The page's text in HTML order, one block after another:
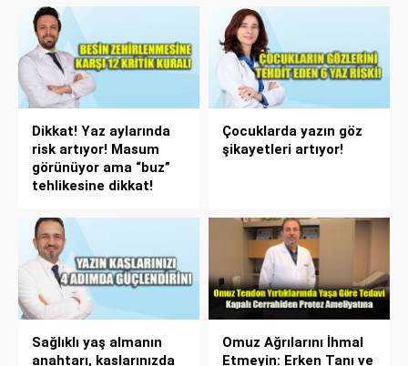
Dikkat! Yaz aylarında
risk artıyor! Masum
görünüyor ama “buz”
tehlikesine dikkat!
Çocuklarda yazın göz
şikayetleri artıyor!
Sağlıklı yaş almanın
anahtarı, kaslarınızda
Omuz Ağrılarını İhmal
Etmeyin: Erken Tanı ve